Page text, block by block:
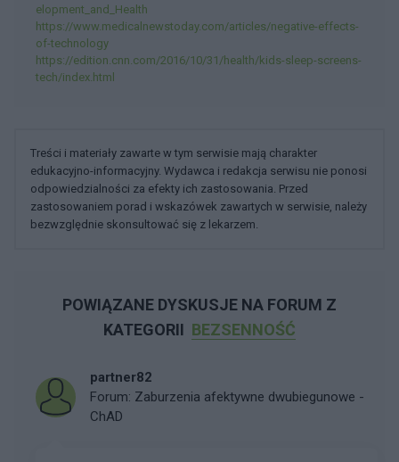
elopment_and_Health
https://www.medicalnewstoday.com/articles/negative-effects-
of-technology
https://edition.cnn.com/2016/10/31/health/kids-sleep-screens-
tech/index.html
Treści i materiały zawarte w tym serwisie mają charakter
edukacyjno-informacyjny. Wydawca i redakcja serwisu nie ponosi
odpowiedzialności za efekty ich zastosowania. Przed
zastosowaniem porad i wskazówek zawartych w serwisie, należy
bezwzględnie skonsultować się z lekarzem.
POWIĄZANE DYSKUSJE NA FORUM Z
KATEGORII BEZSENNOŚĆ
partner82
Forum: Zaburzenia afektywne dwubiegunowe -
ChAD